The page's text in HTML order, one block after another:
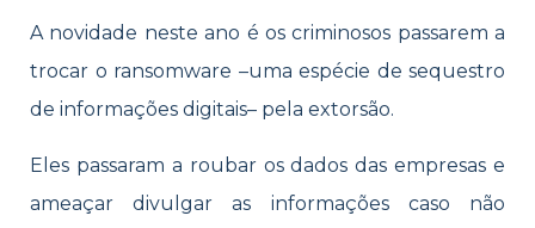
A novidade neste ano é os criminosos passarem a
trocar o ransomware –uma espécie de sequestro
de informações digitais– pela extorsão.
Eles passaram a roubar os dados das empresas e
ameaçar divulgar as informações caso não